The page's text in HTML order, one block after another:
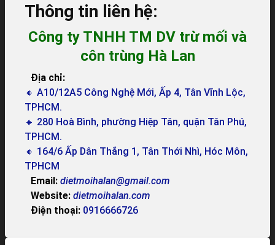
Thông tin liên hệ:
Công ty TNHH TM DV trừ mối và
côn trùng Hà Lan
Địa chỉ:
🔸 A10/12A5 Công Nghệ Mới, Ấp 4, Tân Vĩnh Lộc,
TPHCM.
🔸 280 Hoà Bình, phường Hiệp Tân, quận Tân Phú,
TPHCM.
🔸 164/6 Ấp Dân Thắng 1, Tân Thới Nhì, Hóc Môn,
TPHCM
Email: dietmoihalan@gmail.com
Website: dietmoihalan.com
Điện thoại: 0916666726